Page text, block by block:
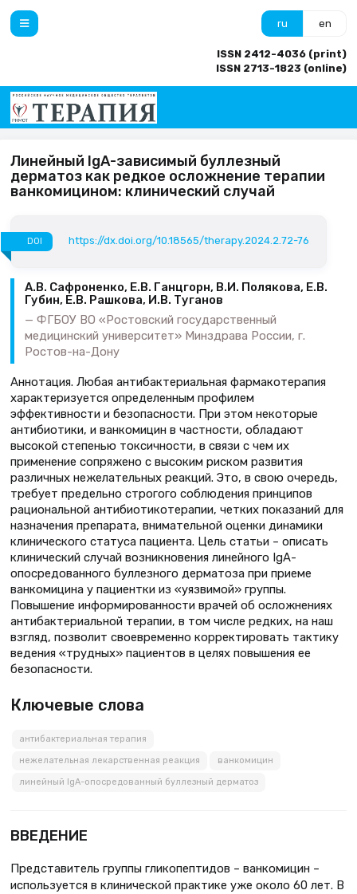
ru en
ISSN 2412-4036 (print)
ISSN 2713-1823 (online)
Линейный IgA-зависимый буллезный
дерматоз как редкое осложнение терапии
ванкомицином: клинический случай
DOI https://dx.doi.org/10.18565/therapy.2024.2.72-76
А.В. Сафроненко, Е.В. Ганцгорн, В.И. Полякова, Е.В.
Губин, Е.В. Рашкова, И.В. Туганов
ФГБОУ ВО «Ростовский государственный
медицинский университет» Минздрава России, г.
Ростов-на-Дону
Аннотация. Любая антибактериальная фармакотерапия
характеризуется определенным профилем
эффективности и безопасности. При этом некоторые
антибиотики, и ванкомицин в частности, обладают
высокой степенью токсичности, в связи с чем их
применение сопряжено с высоким риском развития
различных нежелательных реакций. Это, в свою очередь,
требует предельно строгого соблюдения принципов
рациональной антибиотикотерапии, четких показаний для
назначения препарата, внимательной оценки динамики
клинического статуса пациента. Цель статьи – описать
клинический случай возникновения линейного IgA-
опосредованного буллезного дерматоза при приеме
ванкомицина у пациентки из «уязвимой» группы.
Повышение информированности врачей об осложнениях
антибактериальной терапии, в том числе редких, на наш
взгляд, позволит своевременно корректировать тактику
ведения «трудных» пациентов в целях повышения ее
безопасности.
Ключевые слова
антибактериальная терапия
нежелательная лекарственная реакция ванкомицин
линейный IgA-опосредованный буллезный дерматоз
ВВЕДЕНИЕ
Представитель группы гликопептидов – ванкомицин –
используется в клинической практике уже около 60 лет. В